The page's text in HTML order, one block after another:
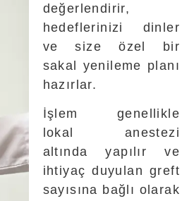
değerlendirir,
hedeflerinizi dinler
ve size özel bir
sakal yenileme planı
hazırlar.
İşlem genellikle
lokal anestezi
altında yapılır ve
ihtiyaç duyulan greft
sayısına bağlı olarak